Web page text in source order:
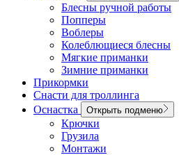
Блесны ручной работы
Попперы
Воблеры
Колеблющиеся блесны
Мягкие приманки
Зимние приманки
Прикормки
Снасти для троллинга
Оснастка
Открыть подменю
Крючки
Грузила
Монтажи